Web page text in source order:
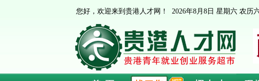
您好，欢迎来到贵港人才网！ 2026年8月8日 星期六 农历